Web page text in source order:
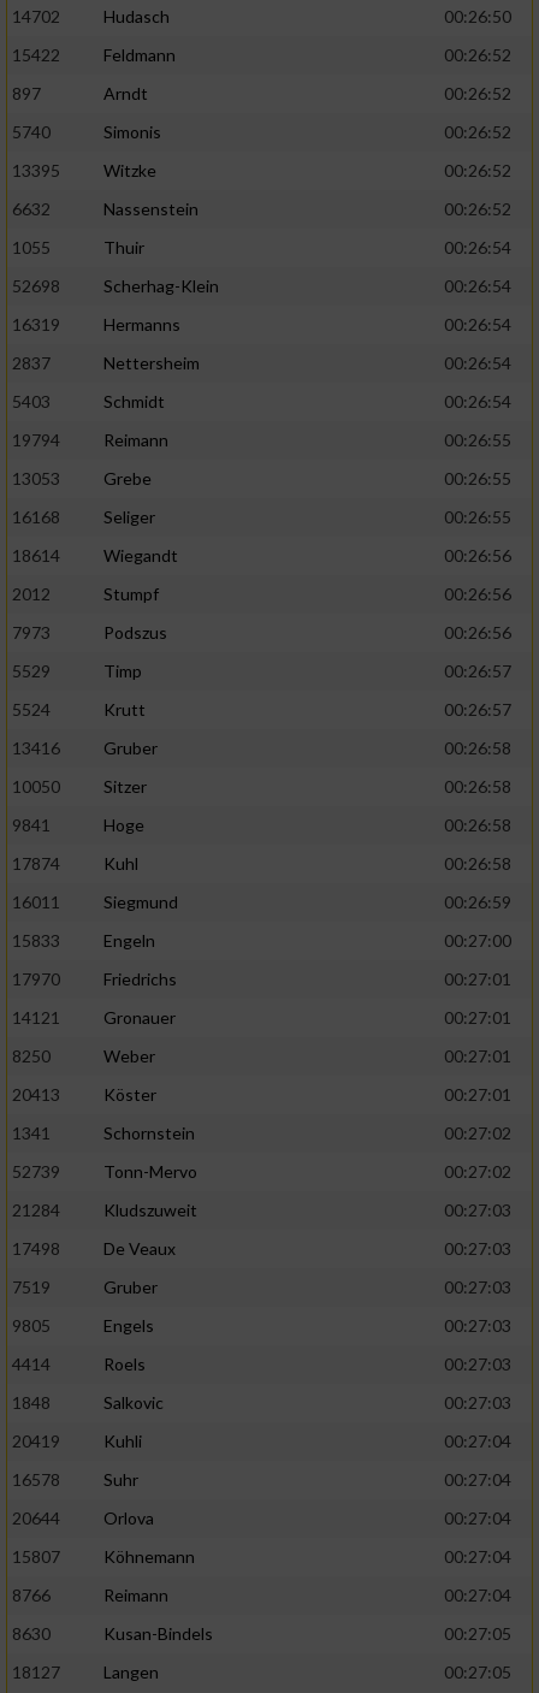
14702
Hudasch
00:26:50
15422
Feldmann
00:26:52
897
Arndt
00:26:52
5740
Simonis
00:26:52
13395
Witzke
00:26:52
6632
Nassenstein
00:26:52
1055
Thuir
00:26:54
52698
Scherhag-Klein
00:26:54
16319
Hermanns
00:26:54
2837
Nettersheim
00:26:54
5403
Schmidt
00:26:54
19794
Reimann
00:26:55
13053
Grebe
00:26:55
16168
Seliger
00:26:55
18614
Wiegandt
00:26:56
2012
Stumpf
00:26:56
7973
Podszus
00:26:56
5529
Timp
00:26:57
5524
Krutt
00:26:57
13416
Gruber
00:26:58
10050
Sitzer
00:26:58
9841
Hoge
00:26:58
17874
Kuhl
00:26:58
16011
Siegmund
00:26:59
15833
Engeln
00:27:00
17970
Friedrichs
00:27:01
14121
Gronauer
00:27:01
8250
Weber
00:27:01
20413
Köster
00:27:01
1341
Schornstein
00:27:02
52739
Tonn-Mervo
00:27:02
21284
Kludszuweit
00:27:03
17498
De Veaux
00:27:03
7519
Gruber
00:27:03
9805
Engels
00:27:03
4414
Roels
00:27:03
1848
Salkovic
00:27:03
20419
Kuhli
00:27:04
16578
Suhr
00:27:04
20644
Orlova
00:27:04
15807
Köhnemann
00:27:04
8766
Reimann
00:27:04
8630
Kusan-Bindels
00:27:05
18127
Langen
00:27:05